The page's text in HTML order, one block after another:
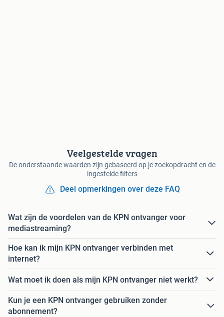
Veelgestelde vragen
De onderstaande waarden zijn gebaseerd op je zoekopdracht en de
ingestelde filters
Deel opmerkingen over deze FAQ
Wat zijn de voordelen van de KPN ontvanger voor
mediastreaming?
Hoe kan ik mijn KPN ontvanger verbinden met
internet?
Wat moet ik doen als mijn KPN ontvanger niet werkt?
Kun je een KPN ontvanger gebruiken zonder
abonnement?